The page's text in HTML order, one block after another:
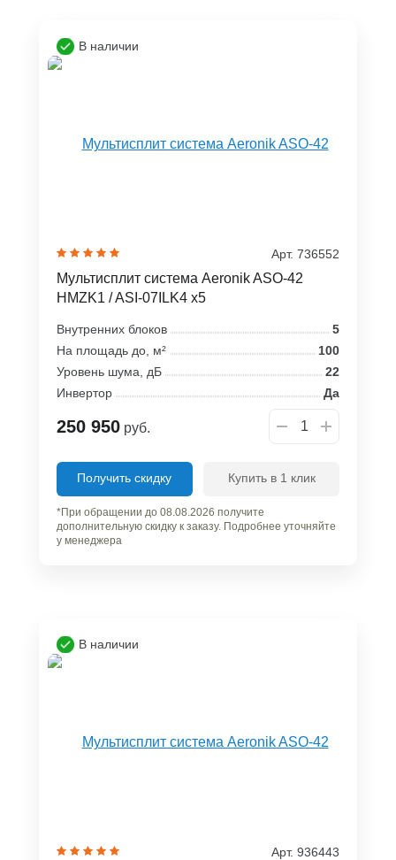
В наличии
Арт. 736552
Мультисплит система Aeronik ASO-42
HMZK1 / ASI-07ILK4 x5
Внутренних блоков
5
На площадь до, м²
100
Уровень шума, дБ
22
Инвертор
Да
250 950 руб.
Получить скидку Купить в 1 клик
*При обращении до 08.08.2026 получите
дополнительную скидку к заказу. Подробнее уточняйте
у менеджера
В наличии
Арт. 936443